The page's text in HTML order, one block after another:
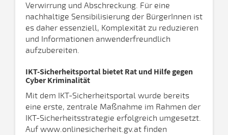
Verwirrung und Abschreckung. Für eine
nachhaltige Sensibilisierung der BürgerInnen ist
es daher essenziell, Komplexität zu reduzieren
und Informationen anwenderfreundlich
aufzubereiten.
IKT-Sicherheitsportal bietet Rat und Hilfe gegen
Cyber Kriminalität
Mit dem IKT-Sicherheitsportal wurde bereits
eine erste, zentrale Maßnahme im Rahmen der
IKT-Sicherheitsstrategie erfolgreich umgesetzt.
Auf www.onlinesicherheit.gv.at finden